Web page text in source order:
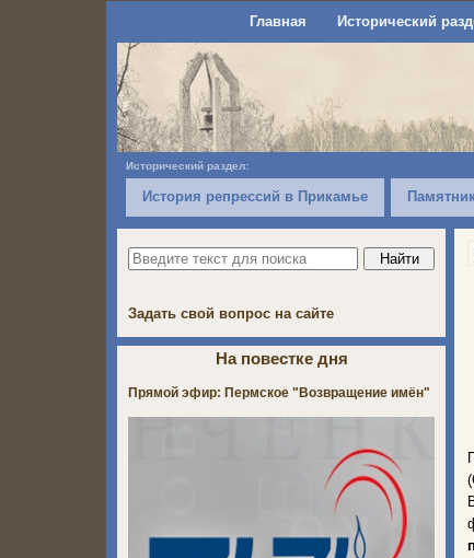
Главная Исторический
Исторический раздел:
История репрессий в Прикамье
Задать свой вопрос на сайте
На повестке дня
Прямой эфир: Пермское "Возвращение имён"